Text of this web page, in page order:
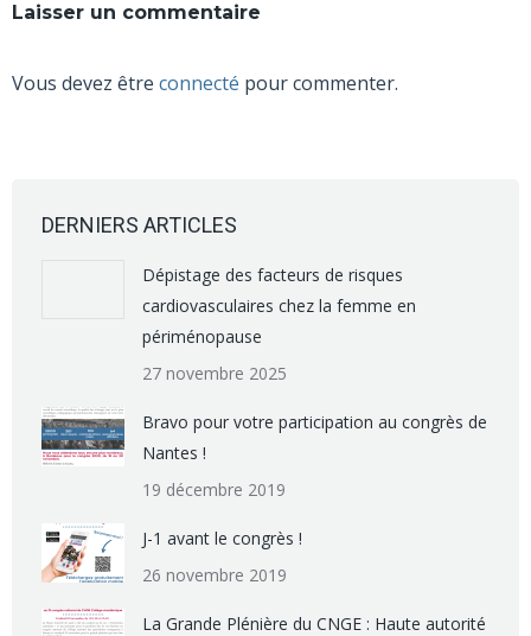
Laisser un commentaire
Vous devez être connecté pour commenter.
DERNIERS ARTICLES
Dépistage des facteurs de risques
cardiovasculaires chez la femme en
périménopause
27 novembre 2025
Bravo pour votre participation au congrès de
Nantes !
19 décembre 2019
J-1 avant le congrès !
26 novembre 2019
La Grande Plénière du CNGE : Haute autorité